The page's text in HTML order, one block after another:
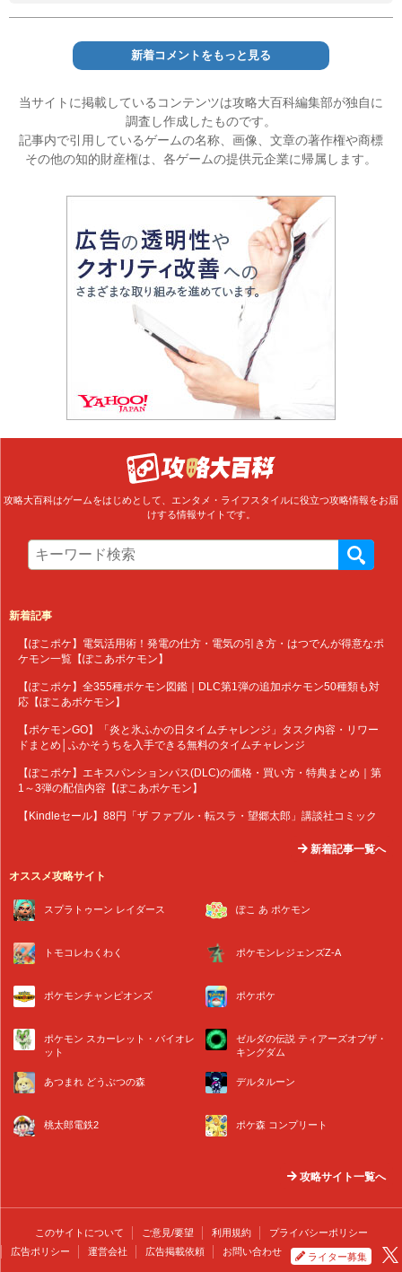
新着コメントをもっと見る
当サイトに掲載しているコンテンツは攻略大百科編集部が独自に
調査し作成したものです。
記事内で引用しているゲームの名称、画像、文章の著作権や商標
その他の知的財産権は、各ゲームの提供元企業に帰属します。
攻略大百科はゲームをはじめとして、エンタメ・ライフスタイルに役立つ攻略情報をお届
けする情報サイトです。
新着記事
【ぽこポケ】電気活用術！発電の仕方・電気の引き方・はつでんが得意なポ
ケモン一覧【ぽこあポケモン】
【ぽこポケ】全355種ポケモン図鑑｜DLC第1弾の追加ポケモン50種類も対
応【ぽこあポケモン】
【ポケモンGO】「炎と氷ふかの日タイムチャレンジ」タスク内容・リワー
ドまとめ│ふかそうちを入手できる無料のタイムチャレンジ
【ぽこポケ】エキスパンションパス(DLC)の価格・買い方・特典まとめ｜第
1～3弾の配信内容【ぽこあポケモン】
【Kindleセール】88円「ザ ファブル・転スラ・望郷太郎」講談社コミック
新着記事一覧へ
オススメ攻略サイト
スプラトゥーン レイダース ぽこ あ ポケモン
トモコレわくわく ポケモンレジェンズZ-A
ポケモンチャンピオンズ ポケポケ
ポケモン スカーレット・バイオレ
ット
ゼルダの伝説 ティアーズオブザ・
キングダム
あつまれ どうぶつの森 デルタルーン
桃太郎電鉄2 ポケ森 コンプリート
攻略サイト一覧へ
このサイトについて ご意見/要望 利用規約
プライバシーポリシー
広告ポリシー
運営会社 広告掲載依頼 お問い合わせ ライター募集